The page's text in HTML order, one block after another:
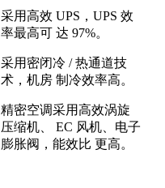
采用高效 UPS，UPS 效
率最高可 达 97%。
采用密闭冷 / 热通道技
术，机房 制冷效率高。
精密空调采用高效涡旋
压缩机、 EC 风机、电子
膨胀阀，能效比 更高。